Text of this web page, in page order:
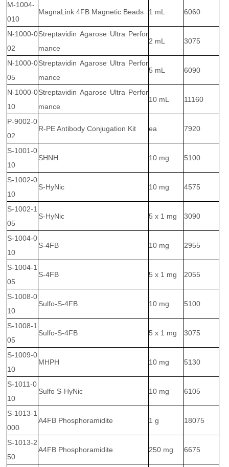
M-1004-
010
MagnaLink 4FB Magnetic Beads 1 mL 6060
N-1000-0
02
Streptavidin Agarose Ultra Perfor
mance
2 mL 3075
N-1000-0
05
Streptavidin Agarose Ultra Perfor
mance
5 mL 6090
N-1000-0
10
Streptavidin Agarose Ultra Perfor
mance
10 mL 11160
P-9002-0
02
R-PE Antibody Conjugation Kit ea 7920
S-1001-0
10
SHNH 10 mg 5100
S-1002-0
10
S-HyNic 10 mg 4575
S-1002-1
05
S-HyNic 5 x 1 mg 3090
S-1004-0
10
S-4FB 10 mg 2955
S-1004-1
05
S-4FB 5 x 1 mg 2055
S-1008-0
10
Sulfo-S-4FB 10 mg 5100
S-1008-1
05
Sulfo-S-4FB 5 x 1 mg 3075
S-1009-0
10
MHPH 10 mg 5130
S-1011-0
10
Sulfo S-HyNic 10 mg 6105
S-1013-1
000
A4FB Phosphoramidite 1 g 18075
S-1013-2
50
A4FB Phosphoramidite 250 mg 6675